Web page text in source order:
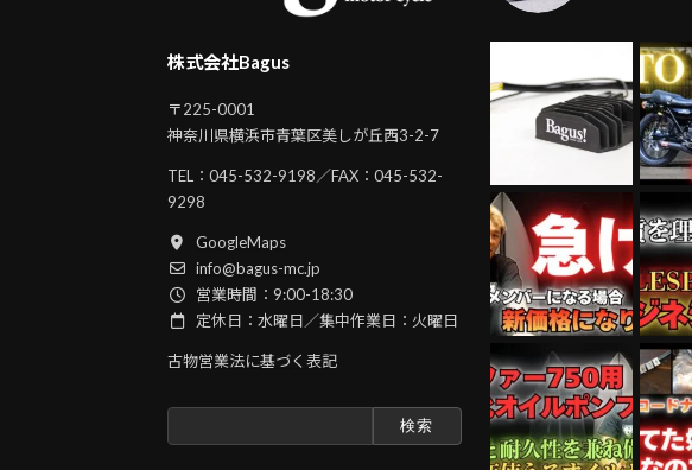
株式会社Bagus
〒225-0001
神奈川県横浜市青葉区美しが丘西3-2-7
TEL： 045-532-9198／FAX：045-532-
9298
GoogleMaps
info@bagus-mc.jp
営業時間：9:00-18:30
定休日：水曜日／集中作業日：火曜日
古物営業法に基づく表記
検